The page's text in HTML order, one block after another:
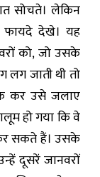
सोचते। लेकिन
फायदे देखे। यह
को, जो उसके
जाती थी तो
कर उसे जलाए
हो गया कि वे
सकते हैं। उसके
दूसरें जानवरों